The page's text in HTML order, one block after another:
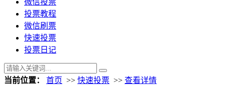
微信投票
投票教程
微信刷票
快速投票
投票日记
当前位置： 首页 >> 快速投票 >> 查看详情